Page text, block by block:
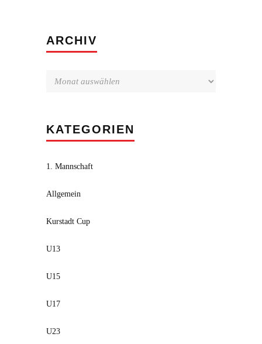
ARCHIV
KATEGORIEN
1. Mannschaft
Allgemein
Kurstadt Cup
U13
U15
U17
U23